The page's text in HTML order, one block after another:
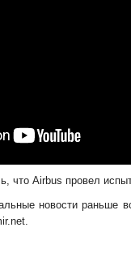
что Airbus провел
новости раньше